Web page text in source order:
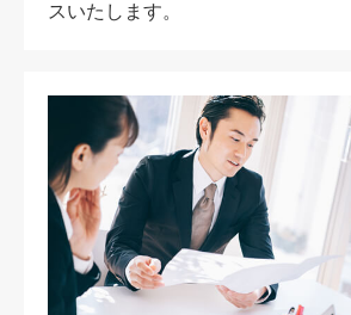
スいたします。